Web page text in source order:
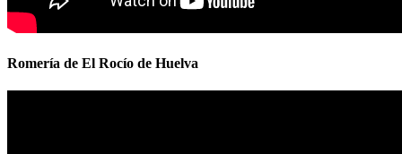
Romería de El Rocío de Huelva